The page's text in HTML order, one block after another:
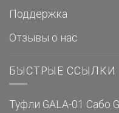
Поддержка
Отзывы о нас
БЫСТРЫЕ ССЫЛКИ
Туфли GALA-01 Сабо